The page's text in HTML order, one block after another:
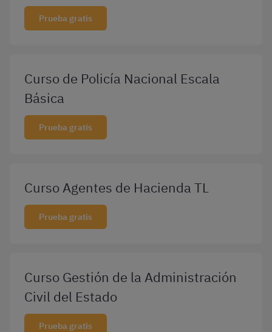
Prueba gratis
Curso de Policía Nacional Escala
Básica
Prueba gratis
Curso Agentes de Hacienda TL
Prueba gratis
Curso Gestión de la Administración
Civil del Estado
Prueba gratis